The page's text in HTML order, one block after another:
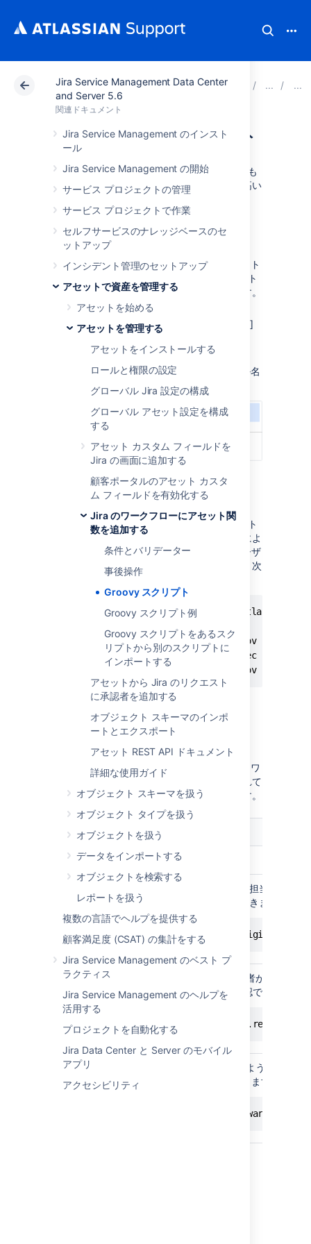
Jira Service Management Data Center
and Server 5.6
関連ドキュメント
Jira Service Management のインスト
ール
Jira Service Management の開始
サービス プロジェクトの管理
サービス プロジェクトで作業
セルフサービスのナレッジベースのセ
ットアップ
インシデント管理のセットアップ
アセットで資産を管理する
アセットを始める
アセットを管理する
アセットをインストールする
ロールと権限の設定
グローバル Jira 設定の構成
グローバル アセット設定を構成
する
アセット カスタム フィールドを
Jira の画面に追加する
顧客ポータルのアセット カスタ
ム フィールドを有効化する
Jira のワークフローにアセット関
数を追加する
条件とバリデーター
事後操作
Groovy スクリプト
Groovy スクリプト例
Groovy スクリプトをあるスク
リプトから別のスクリプトに
インポートする
アセットから Jira のリクエスト
に承認者を追加する
オブジェクト スキーマのインポ
ートとエクスポート
アセット REST API ドキュメント
詳細な使用ガイド
オブジェクト スキーマを扱う
オブジェクト タイプを扱う
オブジェクトを扱う
データをインポートする
オブジェクトを検索する
レポートを扱う
複数の言語でヘルプを提供する
顧客満足度 (CSAT) の集計をする
Jira Service Management のベスト プ
ラクティス
Jira Service Management のヘルプを
活用する
プロジェクトを自動化する
Jira Data Center と Server のモバイル
アプリ
アクセシビリティ
アトラシアン サポート 関連ドキュメント Jira
Groovy スクリプト
Groovy スクリプトは、条件とバリデーター
でも
事後操作 でも実行できます。強力で柔軟性の高い
考慮事項
それぞれの Groovy スクリプトをホワイトリスト
に追加する必要があります。Groovy スクリプト
を許可リストに追加する方法は次のとおりです。
[管理 ] > [アプリを アセット]
許可リスト
] の順に移動します。
設定を 編集 ] を選択します。
次の例のように、スクリプトのファイル名
とフル パスを入力します。
を選択します。
Groovy スクリプトが配置されているディレクト
リとサブディレクトリが、すべてのユーザーによ
って読み取り可能で、Jira を実行しているユーザ
ーによって実行可能であることを確認します。次
に例を示します。
=$ ls -al ~/Users/jira/jira-home/atlassian-
drwxr-x---   3 jira  staff    96 Nov 24
drwxr-xr-x  21 jira  staff   672 Dec  1
-rw-r--r--   1 jira  staff  2421 Nov 24 21:47
Variables
Groovy スクリプトを追加する際は、アセット ワ
ークフロー関数には次の変数が事前に定義されて
いるため、スクリプトでこれらを使用できます。
変数 説明
課題 トランジションする課題。
originalIssue
元の課題。条件 (たとえば、担当者が変
どうか) を次のように確認できます。
issue.assignee !=
現在のユー
ザー
現在の Jira ユーザー。報告者が現在のユ
かどうかを、次のように確認できます。
currentUser == issue.reporter
ログ フレームワーク。次のようにして
jira.log
にログを記録できます。
log.warn("This is a warning!");